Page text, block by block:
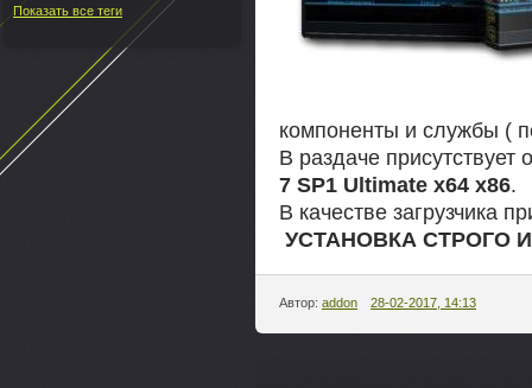
компоненты и службы (
В раздаче
7 SP1 Ultimate x64 x86.
В качестве загрузчика
УСТАНОВКА СТРОГО
Автор: addon 28-02-2017, 14:13
Показать все теги